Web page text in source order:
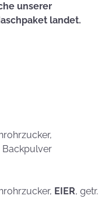
unserer
landet.
Backpulver
EIER, getr.